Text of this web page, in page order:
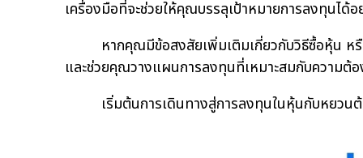
เครื่องมือที่จะช่วยให้คุณบรรลุเป้าหมายการลงทุนได้อ
หากคุณมีข้อสงสัยเพิ่มเติมเกี่ยวกับวิธีซื้อหุ้น หรือ
และช่วยคุณวางแผนการลงทุนที่เหมาะสมกับความต้
เริ่มต้นการเดินทางสู่การลงทุนในหุ้นกับหยวนต้าวั